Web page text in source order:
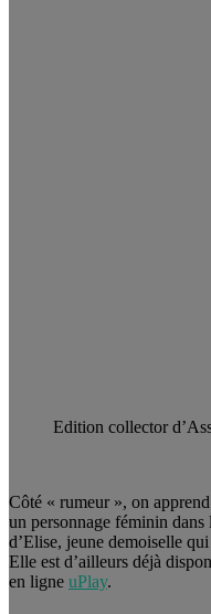
Edition collector
Côté « rumeur », on
un personnage féminin dans
d’Elise, jeune demoiselle
Elle est d’ailleurs déjà
en ligne uPlay.